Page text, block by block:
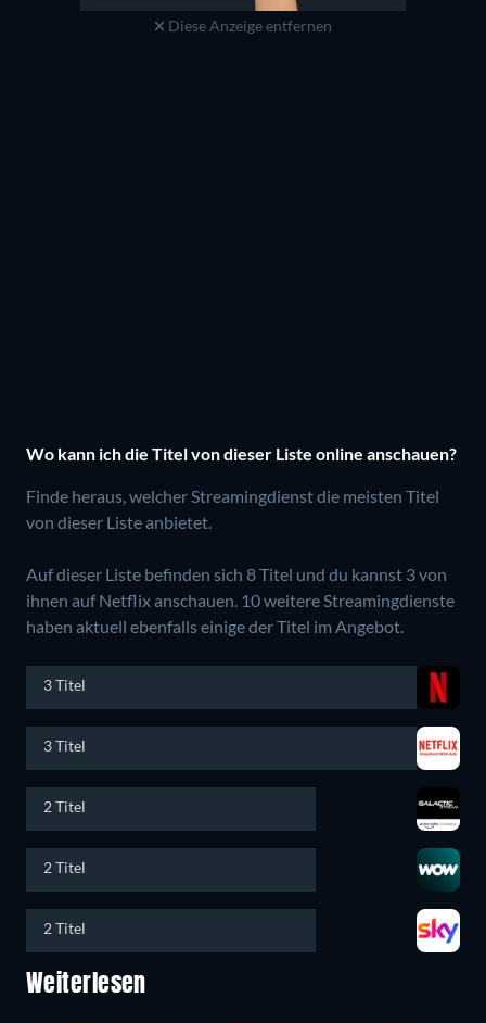
Diese Anzeige entfernen
Wo kann ich die Titel von dieser Liste online anschauen?
Finde heraus, welcher Streamingdienst die meisten Titel
von dieser Liste anbietet.
Auf dieser Liste befinden sich 8 Titel und du kannst 3 von
ihnen auf Netflix anschauen. 10 weitere Streamingdienste
haben aktuell ebenfalls einige der Titel im Angebot.
3 Titel
3 Titel
2 Titel
2 Titel
2 Titel
Weiterlesen